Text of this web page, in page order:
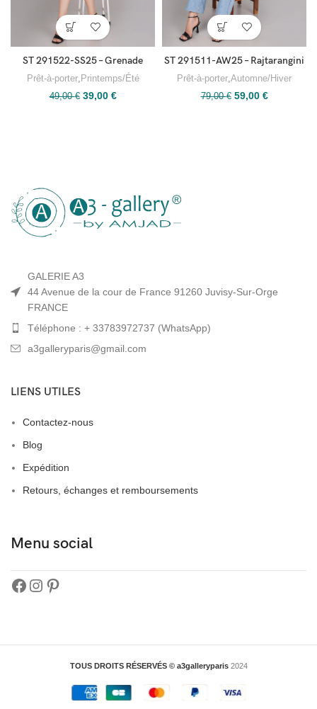
ST 291522-SS25 – Grenade
Prêt-à-porter, Printemps/Été
49,00€ 39,00 €
ST 291511-AW25 – Rajtarangini
Prêt-à-porter Automne/Hiver
79,00€ 59,00 €
GALERIE A3
44 Avenue de la cour de France 91260 Juvisy-Sur-Orge
FRANCE
Téléphone : + 33783972737 (WhatsApp)
a3galleryparis@gmail.com
LIENS UTILES
Contactez-nous
Blog
Expédition
Retours, échanges et remboursements
Menu social
TOUS DROITS RÉSERVÉS © a3galleryparis 2024